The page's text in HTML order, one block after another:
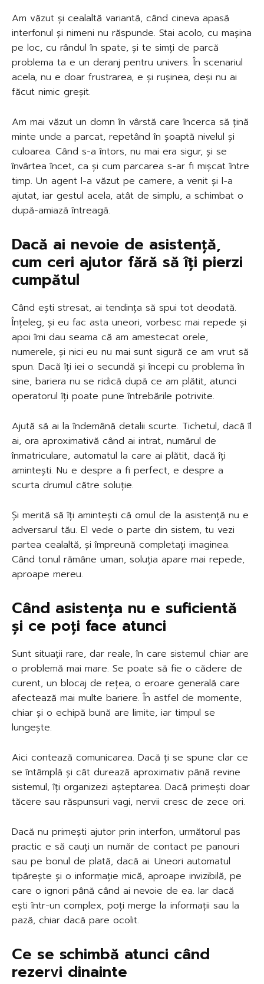
Am văzut și cealaltă variantă, când cineva apasă
interfonul și nimeni nu răspunde. Stai acolo, cu mașina
pe loc, cu rândul în spate, și te simți de parcă
problema ta e un deranj pentru univers. În scenariul
acela, nu e doar frustrarea, e și rușinea, deși nu ai
făcut nimic greșit.
Am mai văzut un domn în vârstă care încerca să țină
minte unde a parcat, repetând în șoaptă nivelul și
culoarea. Când s-a întors, nu mai era sigur, și se
învârtea încet, ca și cum parcarea s-ar fi mișcat între
timp. Un agent l-a văzut pe camere, a venit și l-a
ajutat, iar gestul acela, atât de simplu, a schimbat o
după-amiază întreagă.
Dacă ai nevoie de asistență,
cum ceri ajutor fără să îți pierzi
cumpătul
Când ești stresat, ai tendința să spui tot deodată.
Înțeleg, și eu fac asta uneori, vorbesc mai repede și
apoi îmi dau seama că am amestecat orele,
numerele, și nici eu nu mai sunt sigură ce am vrut să
spun. Dacă îți iei o secundă și începi cu problema în
sine, bariera nu se ridică după ce am plătit, atunci
operatorul îți poate pune întrebările potrivite.
Ajută să ai la îndemână detalii scurte. Tichetul, dacă îl
ai, ora aproximativă când ai intrat, numărul de
înmatriculare, automatul la care ai plătit, dacă îți
amintești. Nu e despre a fi perfect, e despre a
scurta drumul către soluție.
Și merită să îți amintești că omul de la asistență nu e
adversarul tău. El vede o parte din sistem, tu vezi
partea cealaltă, și împreună completați imaginea.
Când tonul rămâne uman, soluția apare mai repede,
aproape mereu.
Când asistența nu e suficientă
și ce poți face atunci
Sunt situații rare, dar reale, în care sistemul chiar are
o problemă mai mare. Se poate să fie o cădere de
curent, un blocaj de rețea, o eroare generală care
afectează mai multe bariere. În astfel de momente,
chiar și o echipă bună are limite, iar timpul se
lungește.
Aici contează comunicarea. Dacă ți se spune clar ce
se întâmplă și cât durează aproximativ până revine
sistemul, îți organizezi așteptarea. Dacă primești doar
tăcere sau răspunsuri vagi, nervii cresc de zece ori.
Dacă nu primești ajutor prin interfon, următorul pas
practic e să cauți un număr de contact pe panouri
sau pe bonul de plată, dacă ai. Uneori automatul
tipărește și o informație mică, aproape invizibilă, pe
care o ignori până când ai nevoie de ea. Iar dacă
ești într-un complex, poți merge la informații sau la
pază, chiar dacă pare ocolit.
Ce se schimbă atunci când
rezervi dinainte